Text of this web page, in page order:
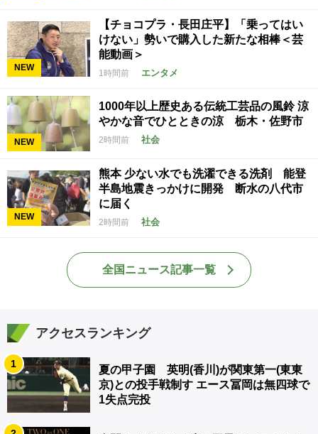
NEW
【チョコプラ・長田庄平】「乗ってはい
けない」勢いで購入した新たな相棒＜芸
能動画＞
1時間前 エンタメ
NEW
1000年以上歴史ある伝統工芸品の風鈴 涼
やかな音でひとときの涼 栃木・佐野市
2時間前 社会
NEW
熊本 少ない水でも洗濯できる洗剤 能登
半島地震きっかけに開発 断水の八代市
に届く
2時間前 社会
全国ニュース記事一覧
アクセスランキング
1
夏の甲子園 英明(香川)が関東第一(東東
京)との投手戦制す エース冨岡は無四球で
1失点完投